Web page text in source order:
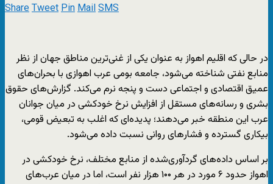
ShareTweetPinMailSMS
در حالی که اقلیم اهواز به عنوان یکی از غنی‌ترین مناطق جهان از نظر
منابع نفتی شناخته می‌شود، جامعه بومى عرب اهوازی با بحران‌های
عمیق اقتصادی و اجتماعی دست و پنجه نرم می‌کند. گزارش‌های حقوق
بشری و رسانه‌های مستقل از افزایش نرخ خودکشی در میان جوانان
عرب این منطقه خبر می‌دهند؛ پدیده‌ای که اغلب به تبعیض قومی،
بیکاری گسترده و فشارهای روانی نسبت داده می‌شود.
بر اساس داده‌های گردآوری‌شده از منابع مختلف، نرخ خودکشی در
اهواز حدود ۶ مورد در هر ۱۰۰ هزار نفر است، اما در میان عرب‌های